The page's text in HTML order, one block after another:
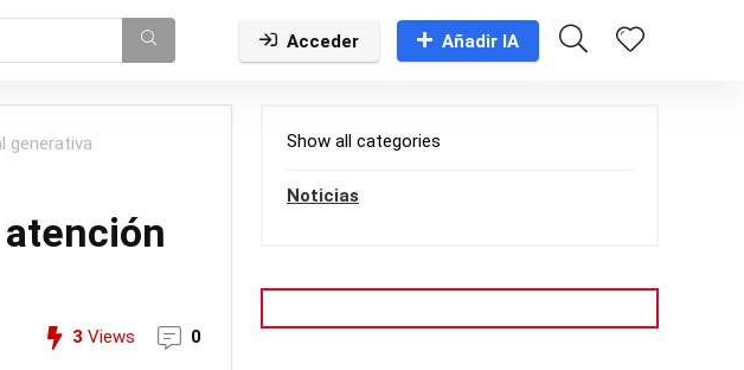
Acceder Añadir IA
generativa
3 Views 0
Show all categories
Noticias